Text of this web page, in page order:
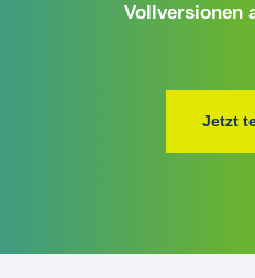
Vollversionen
Jetzt